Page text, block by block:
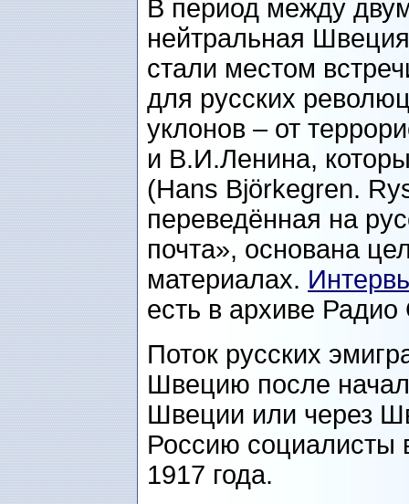
В период между
нейтральная
стали местом
для русских
уклонов – от
и В.И.Ленина,
(Hans Björkegren.
переведённая на
почта», основана
материалах.
есть в архиве
Поток русских
Швецию после
Швеции или через
Россию социалисты
1917 года.